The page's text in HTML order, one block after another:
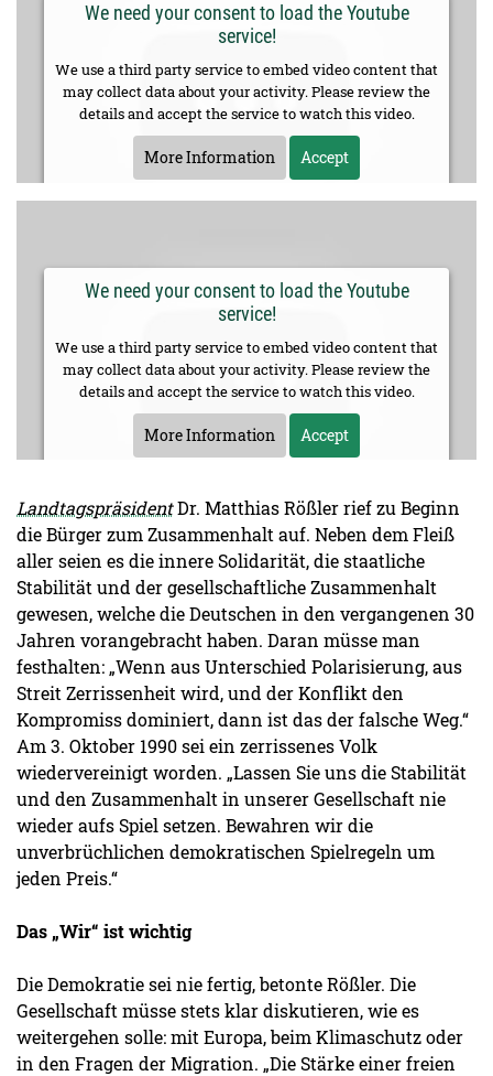
We need your consent to load the Youtube
service!
We use a third party service to embed video content that
may collect data about your activity. Please review the
details and accept the service to watch this video.
More Information Accept
We need your consent to load the Youtube
service!
We use a third party service to embed video content that
may collect data about your activity. Please review the
details and accept the service to watch this video.
More Information Accept
LandtagspräsidentDr. Matthias Rößler rief zu Beginn
die Bürger zum Zusammenhalt auf. Neben dem Fleiß
aller seien es die innere Solidarität, die staatliche
Stabilität und der gesellschaftliche Zusammenhalt
gewesen, welche die Deutschen in den vergangenen 30
Jahren vorangebracht haben. Daran müsse man
festhalten: „Wenn aus Unterschied Polarisierung, aus
Streit Zerrissenheit wird, und der Konflikt den
Kompromiss dominiert, dann ist das der falsche Weg.“
Am 3. Oktober 1990 sei ein zerrissenes Volk
wiedervereinigt worden. „Lassen Sie uns die Stabilität
und den Zusammenhalt in unserer Gesellschaft nie
wieder aufs Spiel setzen. Bewahren wir die
unverbrüchlichen demokratischen Spielregeln um
jeden Preis.“
Das „Wir“ ist wichtig
Die Demokratie sei nie fertig, betonte Rößler. Die
Gesellschaft müsse stets klar diskutieren, wie es
weitergehen solle: mit Europa, beim Klimaschutz oder
in den Fragen der Migration. „Die Stärke einer freien